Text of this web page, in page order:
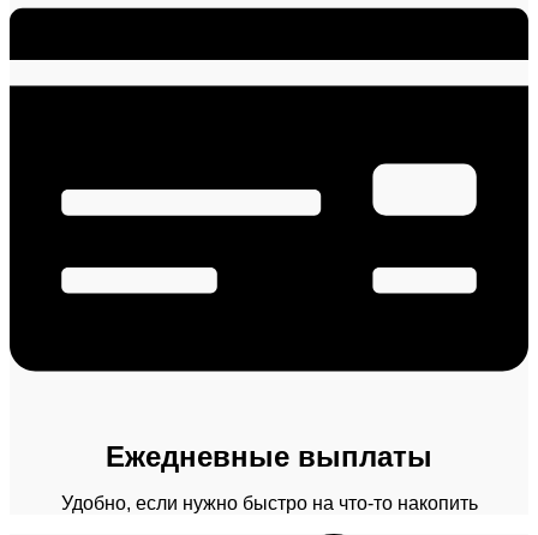
Ежедневные выплаты
Удобно, если нужно быстро на что-то накопить